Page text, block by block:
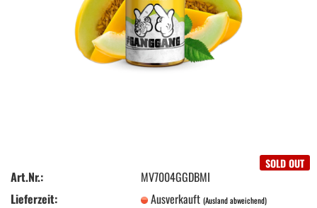
SOLD OUT
Art.Nr.:
MV7004GGDBMI
Lieferzeit:
Ausverkauft(Ausland abweichend)